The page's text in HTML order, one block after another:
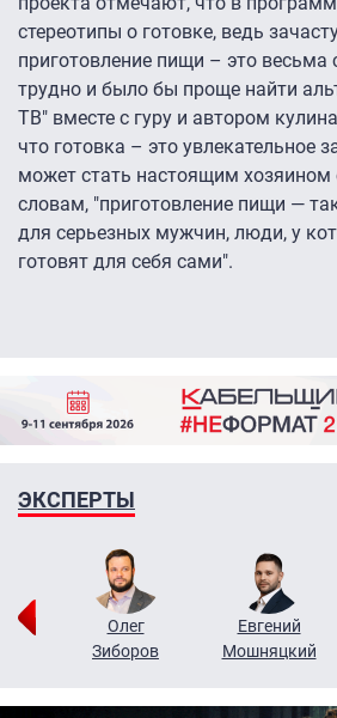
стереотипы о готовке, ведь
приготовление пищи – это весьма
трудно и было бы проще найти
ТВ" вместе с гуру и автором
что готовка – это увлекательное
может стать настоящим хозяином
словам, "приготовление пищи —
для серьезных мужчин, люди, у
готовят для себя сами".
ЭКСПЕРТЫ
Олег
Зиборов
Евгений
Мошняцкий